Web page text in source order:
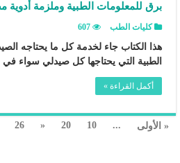
برق للمعلومات الطبية وملزمة أدوية
كليات الطب 607
هذا الكتاب جاء لخدمة كل ما يحتاجه
الطبية التي يحتاجها كل صيدلي سواء
أكمل القراءة »
« الأولى ...
10
20
«
26